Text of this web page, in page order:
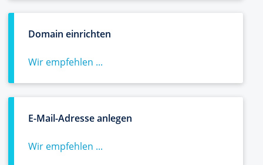
Domain einrichten
Wir empfehlen ...
E-Mail-Adresse anlegen
Wir empfehlen ...